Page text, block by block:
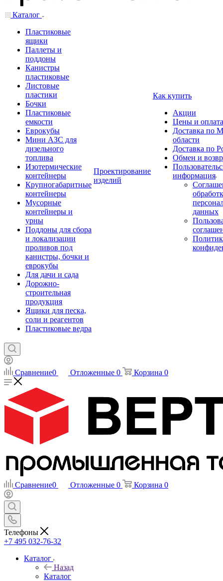
Каталог
Пластиковые
ящики
Паллеты и
поддоны
Канистры
пластиковые
Листовые
пластики
Бочки
Пластиковые
емкости
Еврокубы
Мини АЗС для
дизельного
топлива
Изотермические
контейнеры
Крупногабаритные
контейнеры
Мусорные
контейнеры и
урны
Поддоны для сбора
и локализации
проливов под
канистры, бочки и
еврокубы
Для дачи и сада
Дорожно-
строительная
продукция
Ящики для песка,
соли и реагентов
Пластиковые ведра
Проектирование
изделий
Как купить
Акции
Цены и оплата
Доставка по
области
Доставка по
Обмен и
информация
данных
Сравнение0 Отложенные 0 Корзина 0
Сравнение0 Отложенные 0 Корзина 0
Телефоны
+7 495 032-76-32
Каталог
Назад
Каталог